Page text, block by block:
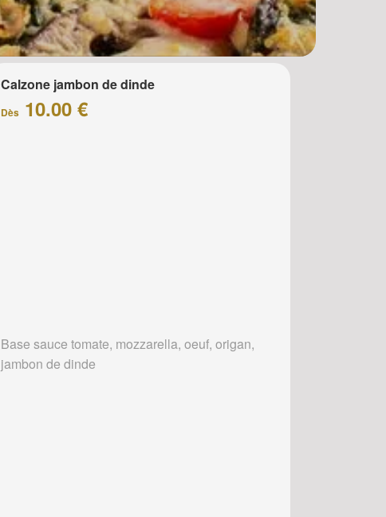
Calzone jambon de dinde
Dès 10.00 €
Base sauce tomate, mozzarella, oeuf, origan,
jambon de dinde